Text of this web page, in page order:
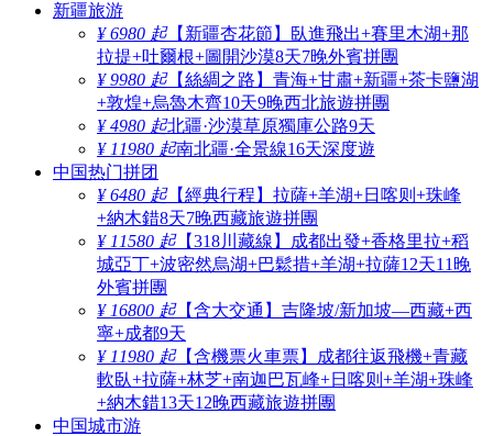
新疆旅游
¥ 6980 起【新疆杏花節】臥進飛出+賽里木湖+那
拉提+吐爾根+圖開沙漠8天7晚外賓拼團
¥ 9980 起【絲綢之路】青海+甘肅+新疆+茶卡鹽湖
+敦煌+烏魯木齊10天9晚西北旅遊拼團
¥ 4980 起北疆·沙漠草原獨庫公路9天
¥ 11980 起南北疆·全景線16天深度遊
中国热门拼团
¥ 6480 起【經典行程】拉薩+羊湖+日喀则+珠峰
+納木錯8天7晚西藏旅遊拼團
¥ 11580 起【318川藏線】成都出發+香格里拉+稻
城亞丁+波密然烏湖+巴鬆措+羊湖+拉薩12天11晚
外賓拼團
¥ 16800 起【含大交通】吉隆坡/新加坡—西藏+西
寧+成都9天
¥ 11980 起【含機票火車票】成都往返飛機+青藏
軟臥+拉薩+林芝+南迦巴瓦峰+日喀则+羊湖+珠峰
+納木錯13天12晚西藏旅遊拼團
中国城市游